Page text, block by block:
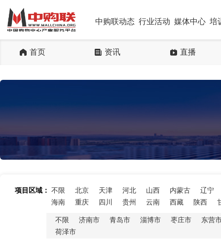
中购联动态 行业活动 媒体中心 培
首页 资讯 直播
项目区域： 不限 北京 天津 河北 山西 内蒙古
辽宁
海南
重庆 四川 贵州 云南 西藏 陕西
不限 济南市 青岛市 淄博市 枣庄市
东营
荷泽市